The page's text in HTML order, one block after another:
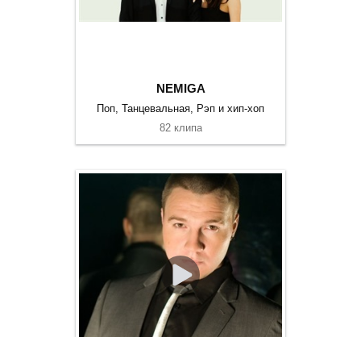
NEMIGA
Поп, Танцевальная, Рэп и хип-хоп
82 клипа